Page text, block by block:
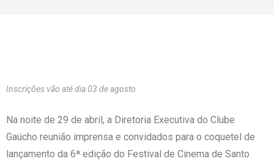
Inscrições vão até dia 03 de agosto
Na noite de 29 de abril, a Diretoria Executiva do Clube
Gaúcho reunião imprensa e convidados para o coquetel de
lançamento da 6ª edição do Festival de Cinema de Santo